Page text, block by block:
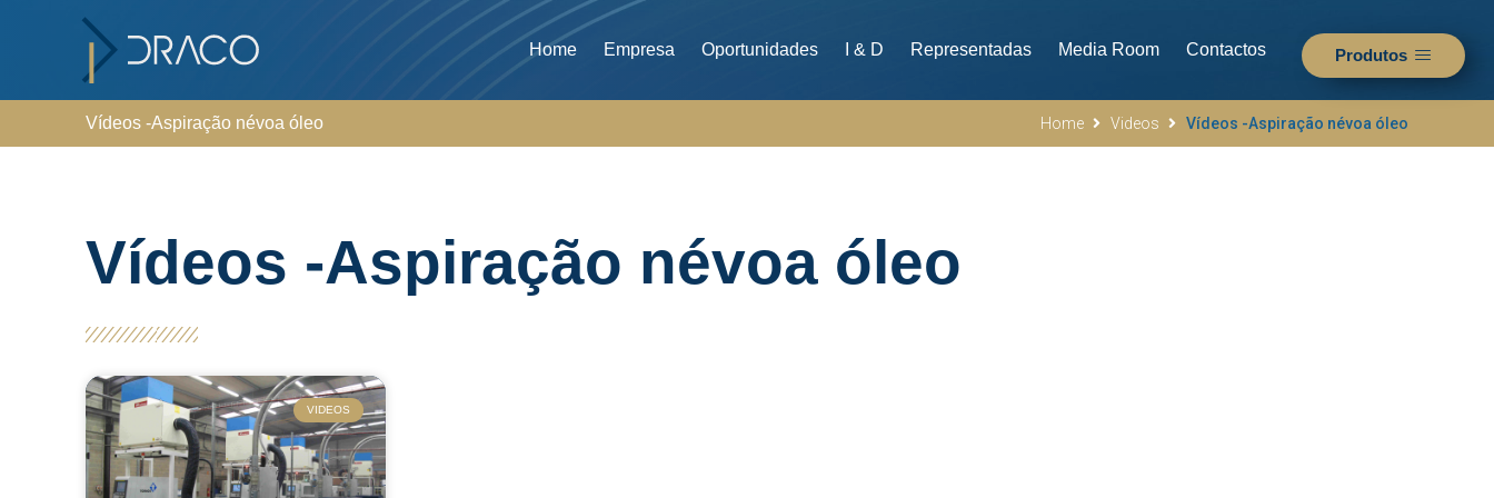
Home Empresa Oportunidades I & D Representadas Media Room Contactos Produtos
Vídeos -Aspiração névoa óleo Home Videos Vídeos -Aspiração névoa óleo
Vídeos -Aspiração névoa óleo
VIDEOS